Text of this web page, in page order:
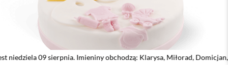
Imieniny obchodzą: Klarysa, Miłorad, Domicjan, Domicjana,